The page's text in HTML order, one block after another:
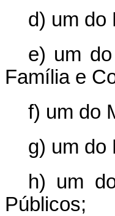
d) um do
e) um
Família e
f) um do
g) um do
h) um
Públicos;